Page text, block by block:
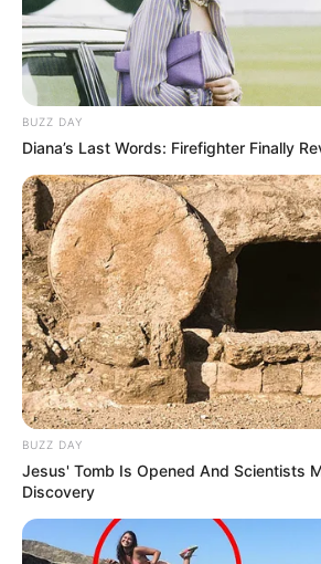
BUZZ DAY
Diana’s Last Words: Firefighter Finally
BUZZ DAY
Jesus' Tomb Is Opened And Scientists
Discovery